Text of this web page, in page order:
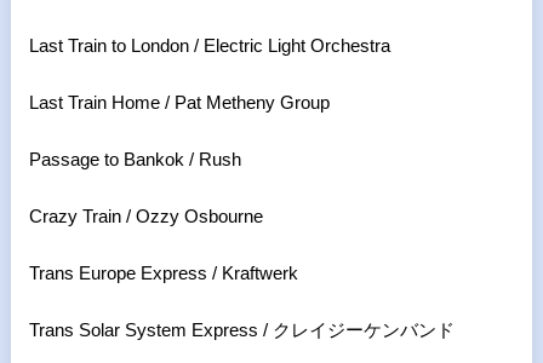
Last Train to London / Electric Light Orchestra
Last Train Home / Pat Metheny Group
Passage to Bankok / Rush
Crazy Train / Ozzy Osbourne
Trans Europe Express / Kraftwerk
Trans Solar System Express / クレイジーケンバンド